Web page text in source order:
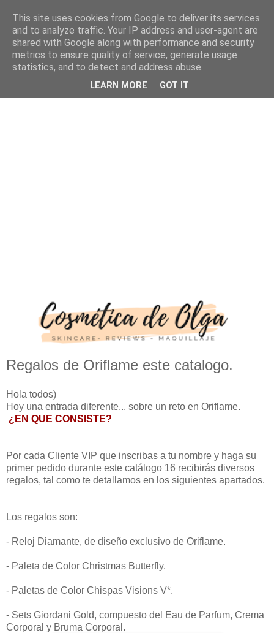
Regalos de Oriflame este catalogo.
Hola todos)
Hoy una entrada diferente... sobre un reto en Oriflame.
¿EN QUE CONSISTE?
Por cada Cliente VIP que inscribas a tu nombre y haga su
primer pedido durante este catálogo 16 recibirás diversos
regalos, tal como te detallamos en los siguientes apartados.
Los regalos son:
- Reloj Diamante, de diseño exclusivo de Oriflame.
- Paleta de Color Christmas Butterfly.
- Paletas de Color Chispas Visions V*.
- Sets Giordani Gold, compuesto del Eau de Parfum, Crema
Corporal y Bruma Corporal.
This site uses cookies from Google to deliver its services
and to analyze traffic. Your IP address and user-agent are
shared with Google along with performance and security
metrics to ensure quality of service, generate usage
statistics, and to detect and address abuse.
LEARN MORE GOT IT